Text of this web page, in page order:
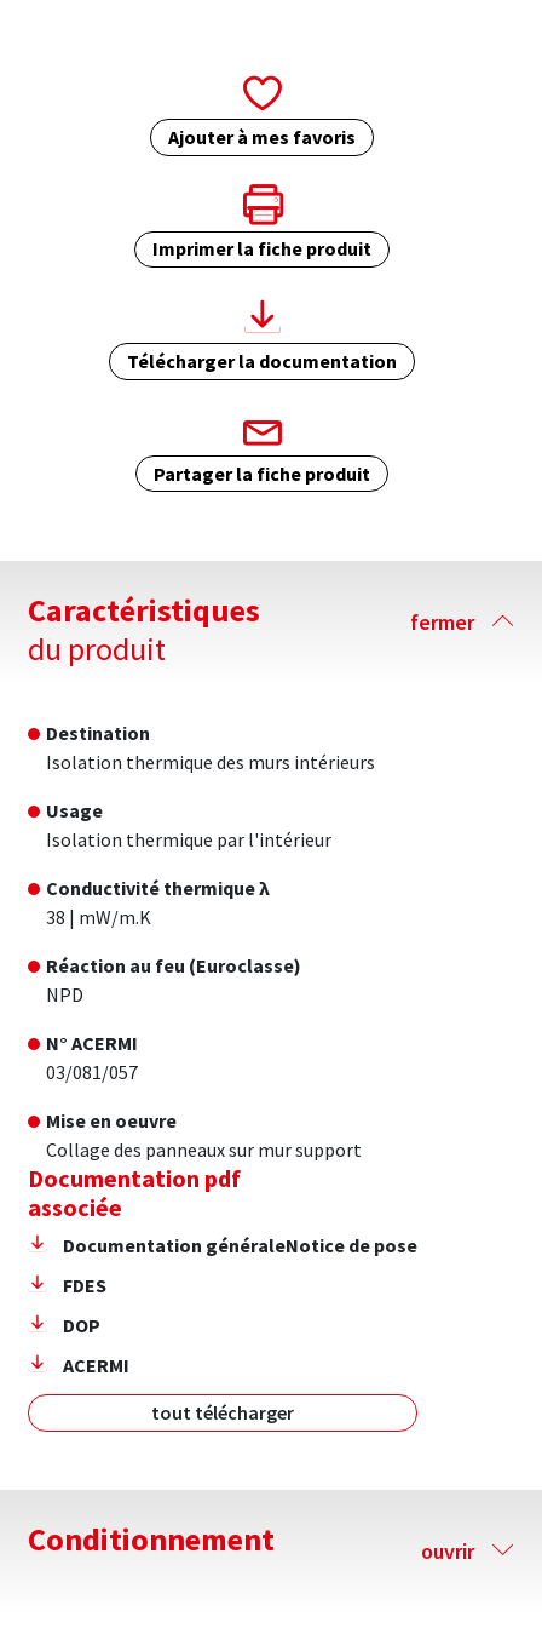
Ajouter à mes favoris
Imprimer la fiche produit
Télécharger la documentation
Partager la fiche produit
Caractéristiques
du produit
fermer
Destination
Isolation thermique des murs intérieurs
Usage
Isolation thermique par l'intérieur
Conductivité thermique λ
38 | mW/m.K
Réaction au feu (Euroclasse)
NPD
N° ACERMI
03/081/057
Mise en oeuvre
Collage des panneaux sur mur support
Documentation pdf
associée
Documentation généraleNotice de pose
FDES
DOP
ACERMI
tout télécharger
Conditionnement ouvrir